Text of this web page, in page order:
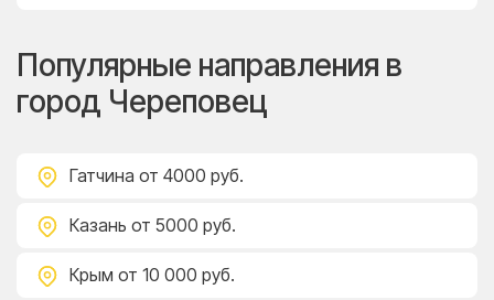
Популярные направления в
город Череповец
Гатчина от 4000 руб.
Казань от 5000 руб.
Крым от 10 000 руб.